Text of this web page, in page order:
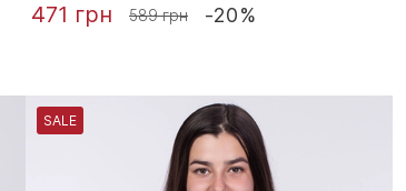
471 грн 589 грн -20%
SALE